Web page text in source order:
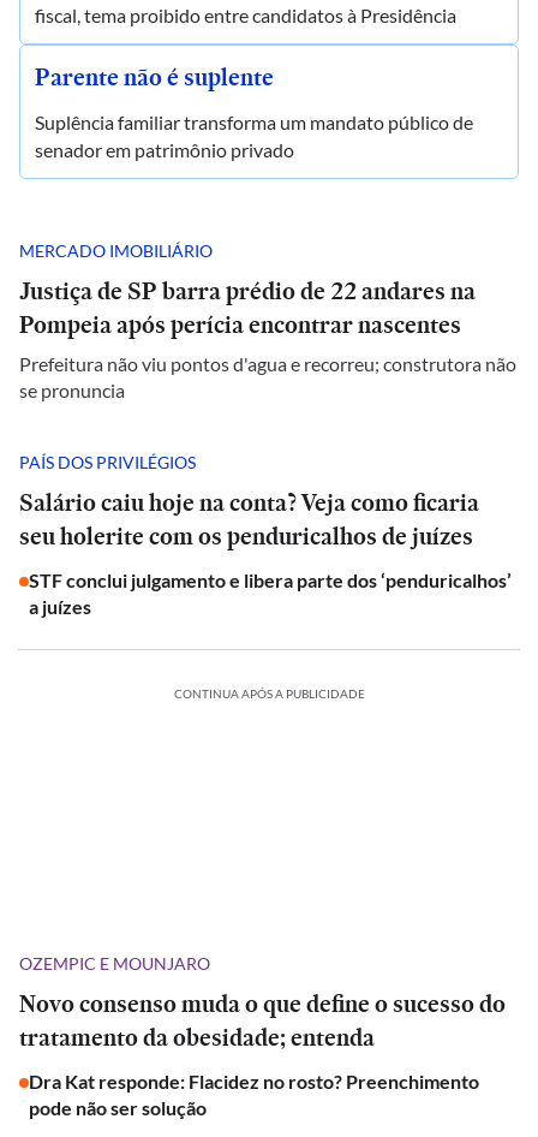
fiscal, tema proibido entre candidatos à Presidência
Parente não é suplente
Suplência familiar transforma um mandato público de
senador em patrimônio privado
MERCADO IMOBILIÁRIO
Justiça de SP barra prédio de 22 andares na
Pompeia após perícia encontrar nascentes
Prefeitura não viu pontos d'agua e recorreu; construtora não
se pronuncia
PAÍS DOS PRIVILÉGIOS
Salário caiu hoje na conta? Veja como ficaria
seu holerite com os penduricalhos de juízes
STF conclui julgamento e libera parte dos ‘penduricalhos’
a juízes
CONTINUA APÓS A PUBLICIDADE
OZEMPIC E MOUNJARO
Novo consenso muda o que define o sucesso do
tratamento da obesidade; entenda
Dra Kat responde: Flacidez no rosto? Preenchimento
pode não ser solução